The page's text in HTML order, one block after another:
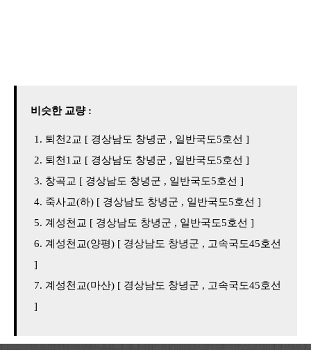
비슷한 교량 :
퇴천2교 [ 경상남도 창녕군 , 일반국도5호선 ]
퇴천1교 [ 경상남도 창녕군 , 일반국도5호선 ]
창곡교 [ 경상남도 창녕군 , 일반국도5호선 ]
죽사교(하) [ 경상남도 창녕군 , 일반국도5호선 ]
계성천교 [ 경상남도 창녕군 , 일반국도5호선 ]
계성천교(양평) [ 경상남도 창녕군 , 고속국도45호선
]
계성천교(마산) [ 경상남도 창녕군 , 고속국도45호선
]